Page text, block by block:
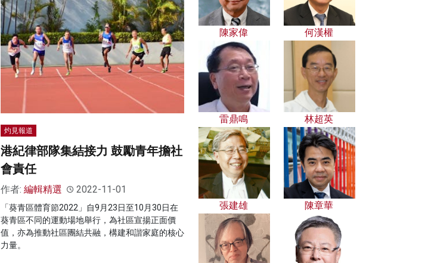
灼見報道
港紀律部隊集結接力 鼓勵青年擔社
會責任
作者: 編輯精選 2022-11-01
「葵青區體育節2022」自9月23日至10月30日在
葵青區不同的運動場地舉行，為社區宣揚正面價
值，亦為推動社區團結共融，構建和諧家庭的核心
力量。
陳家偉 何漢權
雷鼎鳴 林超英
張建雄 陳章華